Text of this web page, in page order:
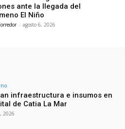
ante la llegada del
El Niño
- agosto 6, 2026
infraestructura e insumos en
de Catia La Mar
2026